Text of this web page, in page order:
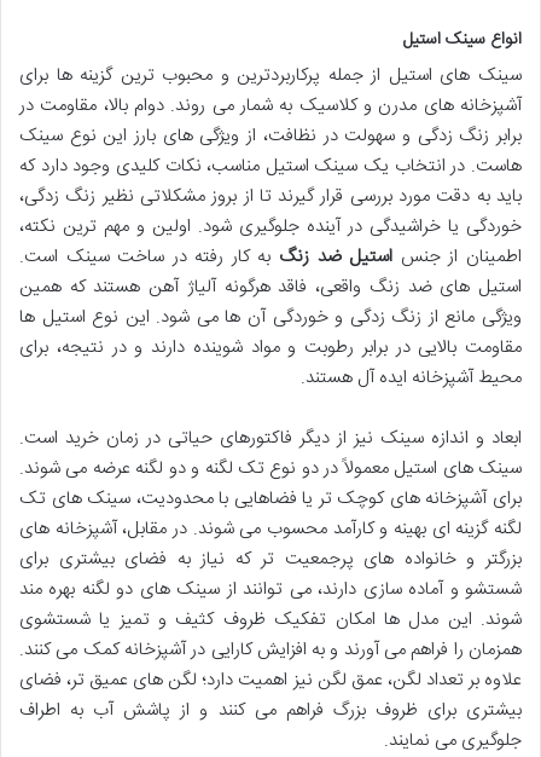
انواع سینک استیل
سینک های استیل از جمله پرکاربردترین و محبوب ترین گزینه ها برای
آشپزخانه های مدرن و کلاسیک به شمار می روند. دوام بالا، مقاومت در
برابر زنگ زدگی و سهولت در نظافت، از ویژگی های بارز این نوع سینک
هاست. در انتخاب یک سینک استیل مناسب، نکات کلیدی وجود دارد که
باید به دقت مورد بررسی قرار گیرند تا از بروز مشکلاتی نظیر زنگ زدگی،
خوردگی یا خراشیدگی در آینده جلوگیری شود. اولین و مهم ترین نکته،
اطمینان از جنس استیل ضد زنگ به کار رفته در ساخت سینک است.
استیل های ضد زنگ واقعی، فاقد هرگونه آلیاژ آهن هستند که همین
ویژگی مانع از زنگ زدگی و خوردگی آن ها می شود. این نوع استیل ها
مقاومت بالایی در برابر رطوبت و مواد شوینده دارند و در نتیجه، برای
محیط آشپزخانه ایده آل هستند.
ابعاد و اندازه سینک نیز از دیگر فاکتورهای حیاتی در زمان خرید است.
سینک های استیل معمولاً در دو نوع تک لگنه و دو لگنه عرضه می شوند.
برای آشپزخانه های کوچک تر یا فضاهایی با محدودیت، سینک های تک
لگنه گزینه ای بهینه و کارآمد محسوب می شوند. در مقابل، آشپزخانه های
بزرگتر و خانواده های پرجمعیت تر که نیاز به فضای بیشتری برای
شستشو و آماده سازی دارند، می توانند از سینک های دو لگنه بهره مند
شوند. این مدل ها امکان تفکیک ظروف کثیف و تمیز یا شستشوی
همزمان را فراهم می آورند و به افزایش کارایی در آشپزخانه کمک می کنند.
علاوه بر تعداد لگن، عمق لگن نیز اهمیت دارد؛ لگن های عمیق تر، فضای
بیشتری برای ظروف بزرگ فراهم می کنند و از پاشش آب به اطراف
جلوگیری می نمایند.